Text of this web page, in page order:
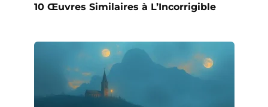
10 Œuvres Similaires à L’Incorrigible